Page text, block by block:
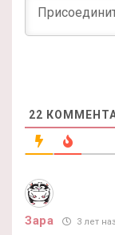
22
Зара 3 лет